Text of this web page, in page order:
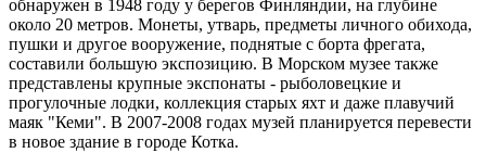
обнаружен в 1948 году у берегов Финляндии, на глубине
около 20 метров. Монеты, утварь, предметы личного обихода,
пушки и другое вооружение, поднятые с борта фрегата,
составили большую экспозицию. В Морском музее также
представлены крупные экспонаты - рыболовецкие и
прогулочные лодки, коллекция старых яхт и даже плавучий
маяк "Кеми". В 2007-2008 годах музей планируется перевести
в новое здание в городе Котка.